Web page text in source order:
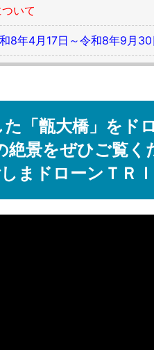
いて
8年4月17日～令和8年9月
「甑大橋」をド
絶景をぜひご覧く
まドローンＴＲ